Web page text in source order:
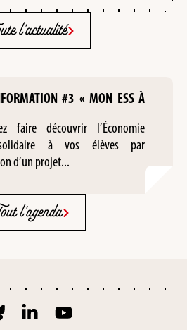
l'actualité
#3 « MON ESS À
faire découvrir l’Économie
à vos élèves par
d’un projet...
l'agenda